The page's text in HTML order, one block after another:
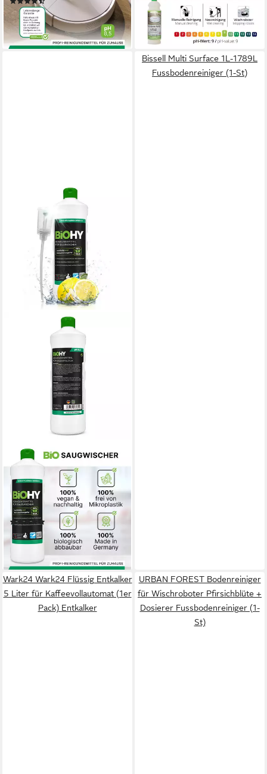
ab 18,33 €
(18,33 €/ 1 l)
lieferbar - in 2-3 Werktagen bei dir
lieferbar - in 2-3 Werktagen bei dir
BIOHY
Reinigungsmittel für
Saugwischer 1 x 1 Liter
Flasche Reinigungstabletten
(1-St)
(2)
ab 21,11 €
(21,11 €/ 1 l)
lieferbar - in 2-3 Werktagen bei dir
Bissell Multi Surface 1L-1789L
Fussbodenreiniger (1-St)
Wark24 Wark24 Flüssig Entkalker
5 Liter für Kaffeevollautomat (1er
Pack) Entkalker
URBAN FOREST Bodenreiniger
für Wischroboter Pfirsichblüte +
Dosierer Fussbodenreiniger (1-
St)